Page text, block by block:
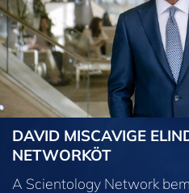
DAVID MISCAVIGE
NETWORKÖT
A Scientology Network